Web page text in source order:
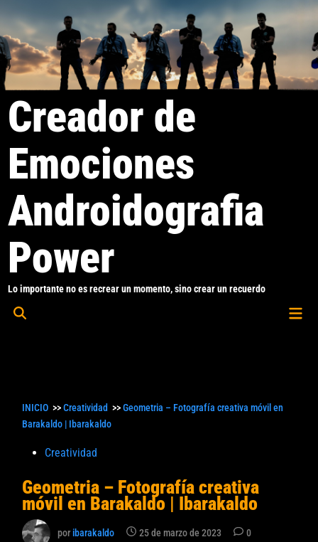
al
contenido
Creador de
Emociones
Androidografia
Power
Lo importante no es recrear un momento, sino crear un recuerdo
Abrir
INICIO >>Creatividad >>Geometria – Fotografía creativa móvil en
Barakaldo | Ibarakaldo
Publicado
Creatividad
Geometria – Fotografía creativa
móvil en Barakaldo | Ibarakaldo
poribarakaldo 25 de marzo de 2023 0